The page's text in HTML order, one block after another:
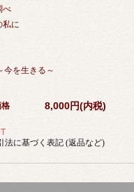
べ
私に
今を生きる～
8,000円(内税)
法に基づく表記 (返品など)